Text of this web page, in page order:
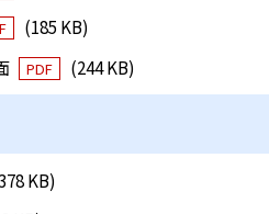
(185 KB)
PDF (244 KB)
KB)